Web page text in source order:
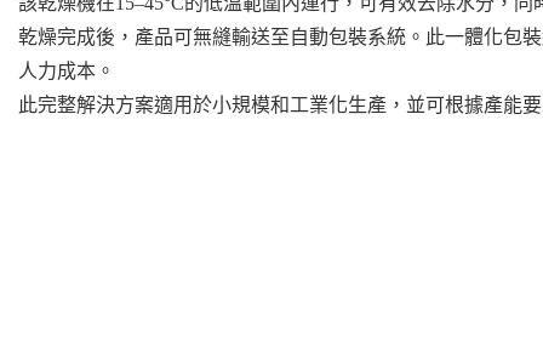
乾燥完成後，產品可無縫輸送至自動包裝系統。此一體化包
人力成本。
此完整解決方案適用於小規模和工業化生產，並可根據產能